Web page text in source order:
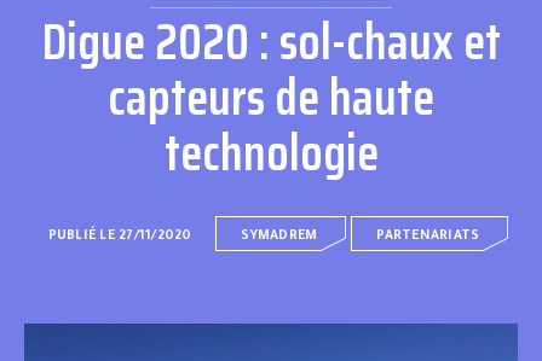
Digue 2020 : sol-chaux et
capteurs de haute
technologie
PUBLIÉ LE 27/11/2020 SYMADREM PARTENARIATS